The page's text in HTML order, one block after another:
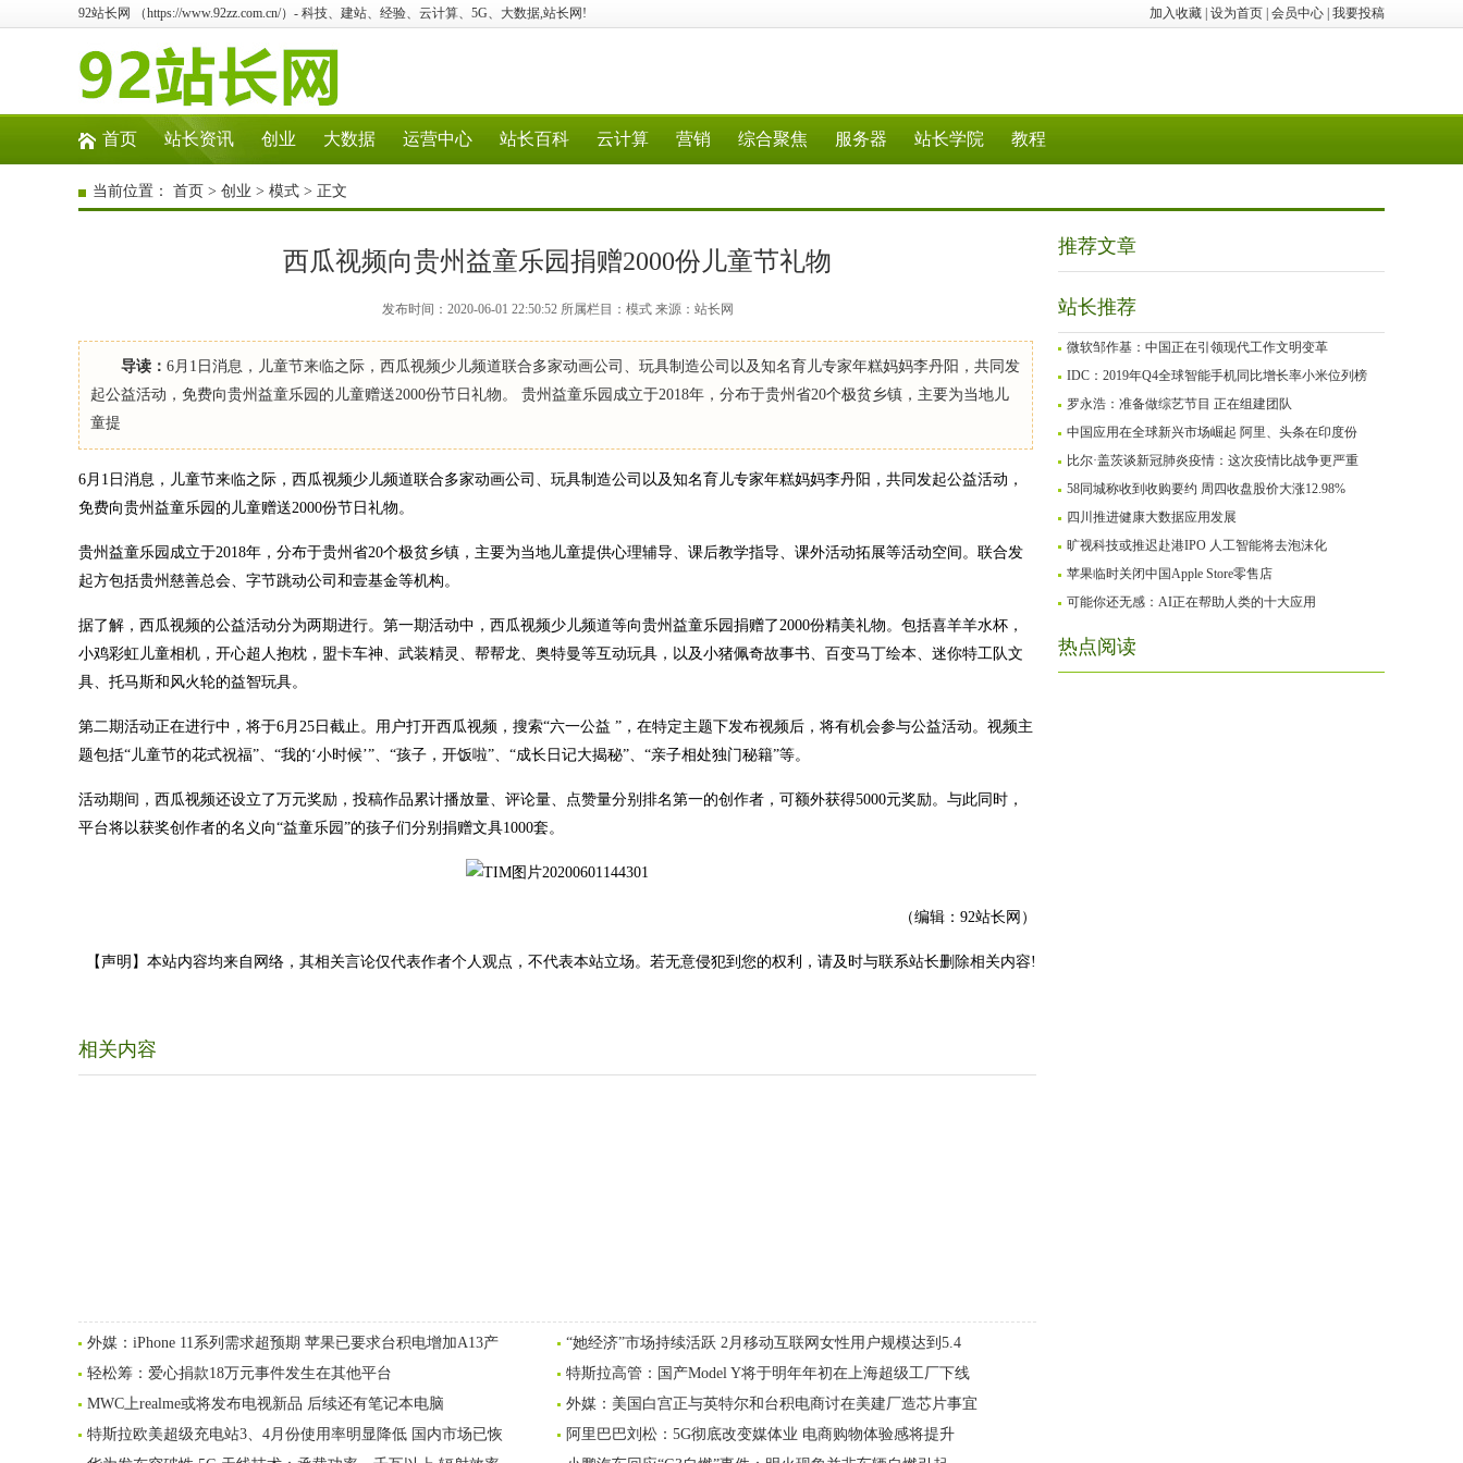
加入收藏 设为首页 会员中心 我要投稿
92站长网 （https://www.92zz.com.cn/）- 科技、建站、经验、云计算、5G、大数据,站长网!
首页 站长资讯 创业 大数据 运营中心 站长百科 云计算 营销 综合聚焦 服务器 站长学院 教程
当前位置： 首页 > 创业 > 模式 > 正文
西瓜视频向贵州益童乐园捐赠2000份儿童节礼物
发布时间：2020-06-01 22:50:52 所属栏目：模式 来源：站长网
导读： 6月1日消息，儿童节来临之际，西瓜视频少儿频道联合多家动画公司、玩具制造公司以及知名育儿专家年糕妈妈李丹阳，共同发
起公益活动，免费向贵州益童乐园的儿童赠送2000份节日礼物。 贵州益童乐园成立于2018年，分布于贵州省20个极贫乡镇，主要为当地儿
童提
6月1日消息，儿童节来临之际，西瓜视频少儿频道联合多家动画公司、玩具制造公司以及知名育儿专家年糕妈妈李丹阳，共同发起公益活动，
免费向贵州益童乐园的儿童赠送2000份节日礼物。
贵州益童乐园成立于2018年，分布于贵州省20个极贫乡镇，主要为当地儿童提供心理辅导、课后教学指导、课外活动拓展等活动空间。联合发
起方包括贵州慈善总会、字节跳动公司和壹基金等机构。
据了解，西瓜视频的公益活动分为两期进行。第一期活动中，西瓜视频少儿频道等向贵州益童乐园捐赠了2000份精美礼物。包括喜羊羊水杯，
小鸡彩虹儿童相机，开心超人抱枕，盟卡车神、武装精灵、帮帮龙、奥特曼等互动玩具，以及小猪佩奇故事书、百变马丁绘本、迷你特工队文
具、托马斯和风火轮的益智玩具。
第二期活动正在进行中，将于6月25日截止。用户打开西瓜视频，搜索“六一公益 ”，在特定主题下发布视频后，将有机会参与公益活动。视频主
题包括“儿童节的花式祝福”、“我的‘小时候’”、“孩子，开饭啦”、“成长日记大揭秘”、“亲子相处独门秘籍”等。
活动期间，西瓜视频还设立了万元奖励，投稿作品累计播放量、评论量、点赞量分别排名第一的创作者，可额外获得5000元奖励。与此同时，
平台将以获奖创作者的名义向“益童乐园”的孩子们分别捐赠文具1000套。
（编辑：92站长网）
【声明】本站内容均来自网络，其相关言论仅代表作者个人观点，不代表本站立场。若无意侵犯到您的权利，请及时与联系站长删除相关内容!
相关内容
外媒：iPhone 11系列需求超预期 苹果已要求台积电增加A13产
“她经济”市场持续活跃 2月移动互联网女性用户规模达到5.4
轻松筹：爱心捐款18万元事件发生在其他平台
特斯拉高管：国产Model Y将于明年年初在上海超级工厂下线
MWC上realme或将发布电视新品 后续还有笔记本电脑
外媒：美国白宫正与英特尔和台积电商讨在美建厂造芯片事宜
特斯拉欧美超级充电站3、4月份使用率明显降低 国内市场已恢
阿里巴巴刘松：5G彻底改变媒体业 电商购物体验感将提升
推荐文章
站长推荐
微软邹作基：中国正在引领现代工作文明变革
IDC：2019年Q4全球智能手机同比增长率小米位列榜
罗永浩：准备做综艺节目 正在组建团队
中国应用在全球新兴市场崛起 阿里、头条在印度份
比尔·盖茨谈新冠肺炎疫情：这次疫情比战争更严重
58同城称收到收购要约 周四收盘股价大涨12.98%
四川推进健康大数据应用发展
旷视科技或推迟赴港IPO 人工智能将去泡沫化
苹果临时关闭中国Apple Store零售店
可能你还无感：AI正在帮助人类的十大应用
热点阅读